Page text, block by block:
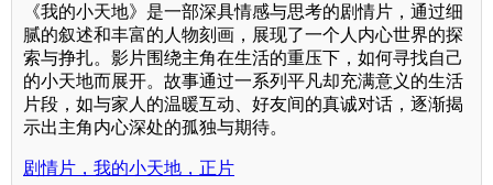
《我的小天地》是一部深具情感与思考的剧情片，通过细
腻的叙述和丰富的人物刻画，展现了一个人内心世界的探
索与挣扎。影片围绕主角在生活的重压下，如何寻找自己
的小天地而展开。故事通过一系列平凡却充满意义的生活
片段，如与家人的温暖互动、好友间的真诚对话，逐渐揭
示出主角内心深处的孤独与期待。
剧情片，我的小天地，正片